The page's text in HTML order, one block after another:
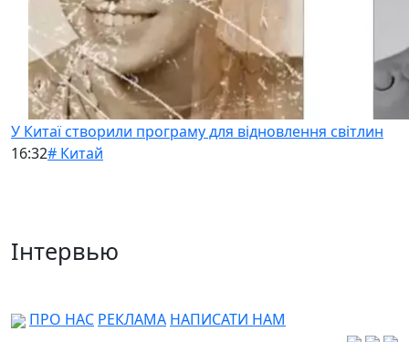
У Китаї створили програму для відновлення світлин
16:32# Китай
Інтервью
ПРО НАС РЕКЛАМА НАПИСАТИ НАМ